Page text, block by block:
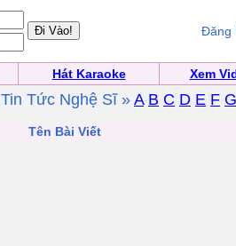
Đăng
Hát Karaoke Xem
Tin Tức Nghệ Sĩ » A B C D E F G
Tên Bài Viết